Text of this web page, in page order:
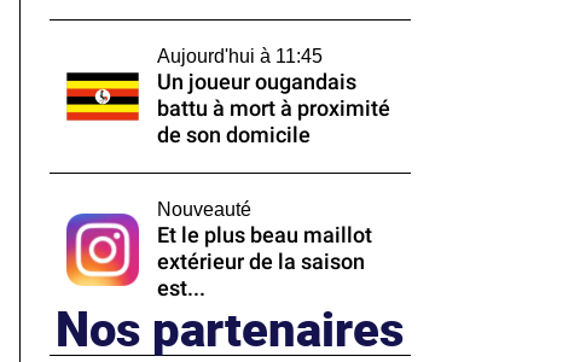
Aujourd'hui à 11:45
Un joueur ougandais
battu à mort à proximité
de son domicile
Nouveauté
Et le plus beau maillot
extérieur de la saison
est...
Nos partenaires